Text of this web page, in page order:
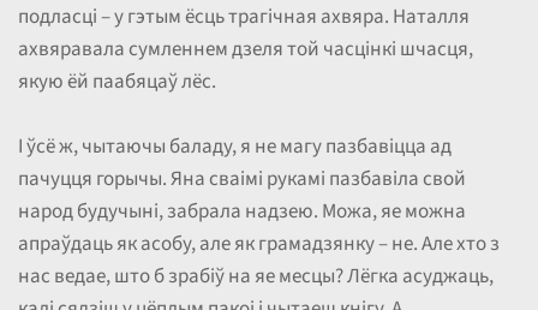
подласці – у гэтым ёсць трагічная ахвяра. Наталля
ахвяравала сумленнем дзеля той часцінкі шчасця,
якую ёй паабяцаў лёс.
І ўсё ж, чытаючы баладу, я не магу пазбавіцца ад
пачуцця горычы. Яна сваімі рукамі пазбавіла свой
народ будучыні, забрала надзею. Можа, яе можна
апраўдаць як асобу, але як грамадзянку – не. Але хто з
нас ведае, што б зрабіў на яе месцы? Лёгка асуджаць,